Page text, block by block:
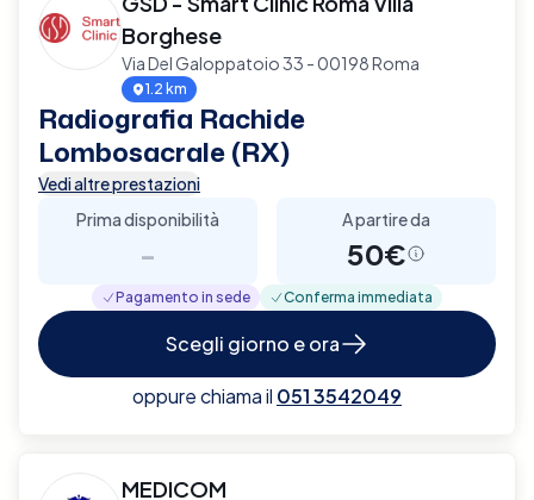
Borghese
Via Del Galoppatoio 33 - 00198 Roma
1.2 km
Radiografia Rachide
Lombosacrale (RX)
Vedi altre prestazioni
Prima disponibilità
-
A partire da
50€
Pagamento in sede Conferma immediata
Scegli giorno e ora
oppure chiama il 051 3542049
MEDICOM